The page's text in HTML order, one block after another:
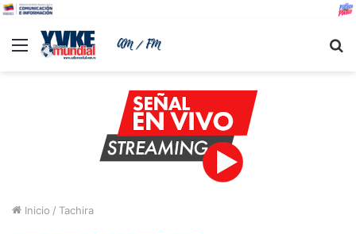
Menu
Inicio / Tachira